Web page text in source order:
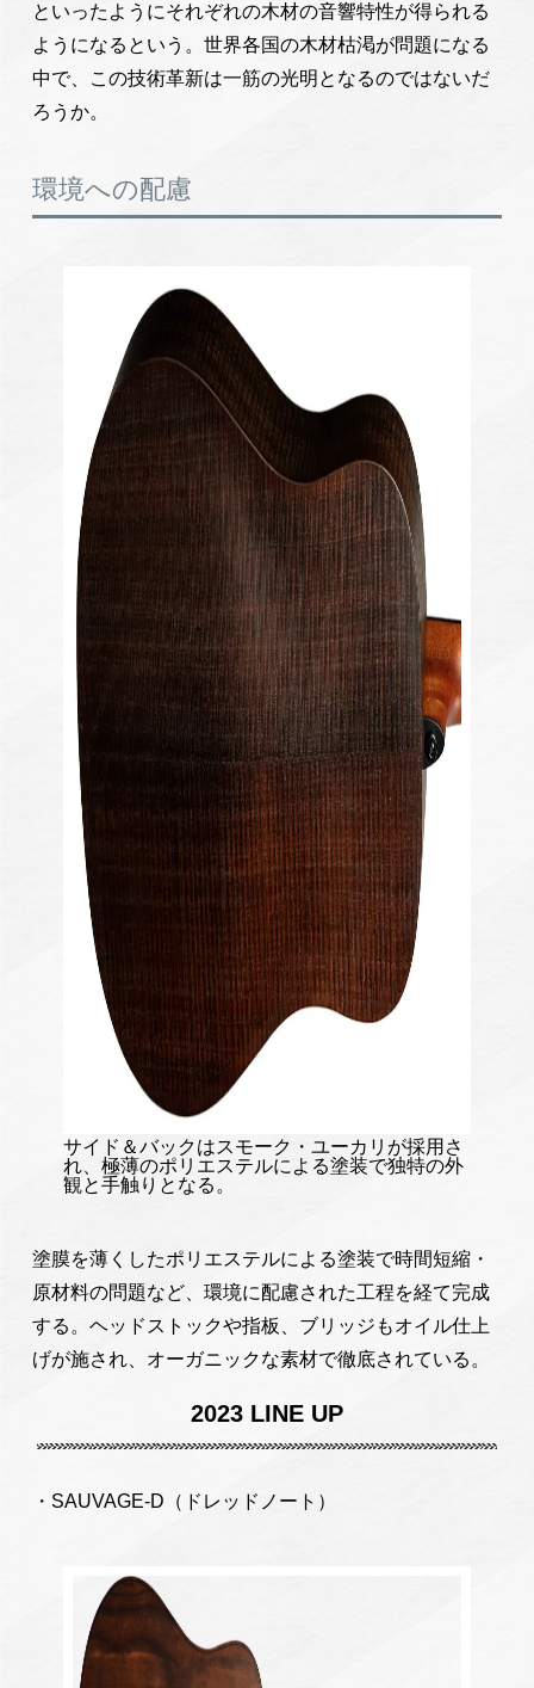
といったようにそれぞれの木材の音響特性が得られる
ようになるという。世界各国の木材枯渇が問題になる
中で、この技術革新は一筋の光明となるのではないだ
ろうか。
環境への配慮
サイド＆バックはスモーク・ユーカリが採用さ
れ、極薄のポリエステルによる塗装で独特の外
観と手触りとなる。
塗膜を薄くしたポリエステルによる塗装で時間短縮・
原材料の問題など、環境に配慮された工程を経て完成
する。ヘッドストックや指板、ブリッジもオイル仕上
げが施され、オーガニックな素材で徹底されている。
2023 LINE UP
・SAUVAGE-D（ドレッドノート）